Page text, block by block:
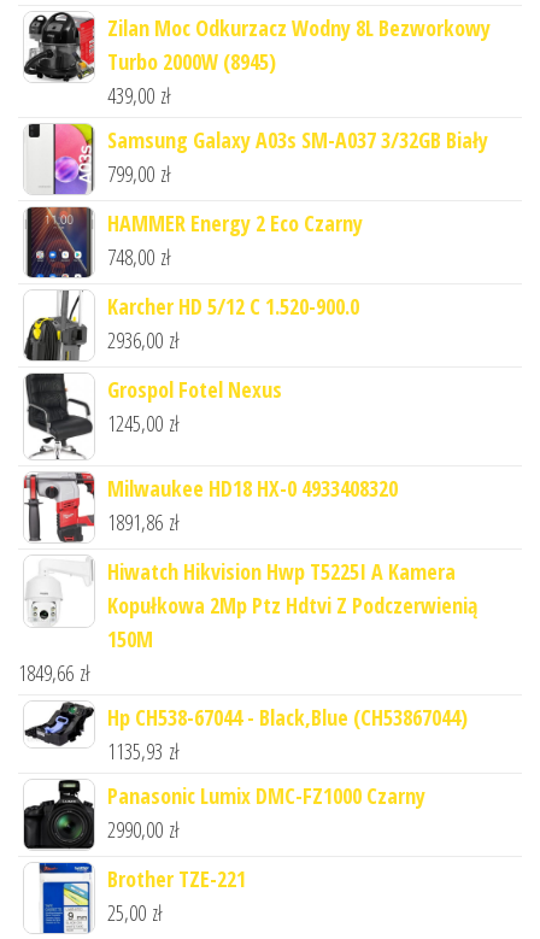
Zilan Moc Odkurzacz Wodny 8L Bezworkowy
Turbo 2000W (8945)
439,00 zł
Samsung Galaxy A03s SM-A037 3/32GB Biały
799,00 zł
HAMMER Energy 2 Eco Czarny
748,00 zł
Karcher HD 5/12 C 1.520-900.0
2936,00 zł
Grospol Fotel Nexus
1245,00 zł
Milwaukee HD18 HX-0 4933408320
1891,86 zł
Hiwatch Hikvision Hwp T5225I A Kamera
Kopułkowa 2Mp Ptz Hdtvi Z Podczerwienią
150M
1849,66 zł
Hp CH538-67044 - Black,Blue (CH53867044)
1135,93 zł
Panasonic Lumix DMC-FZ1000 Czarny
2990,00 zł
Brother TZE-221
25,00 zł